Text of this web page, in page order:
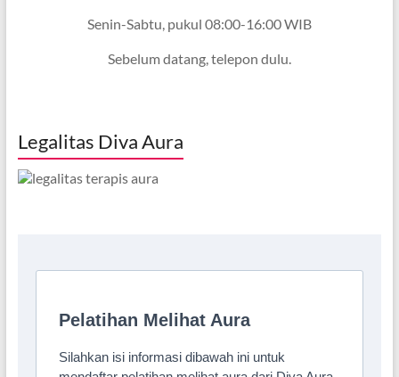
Senin-Sabtu, pukul 08:00-16:00 WIB
Sebelum datang, telepon dulu.
Legalitas Diva Aura